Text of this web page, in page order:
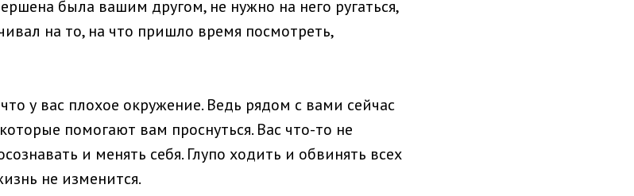
была вашим другом, не нужно на него ругаться,
на то, на что пришло время посмотреть,
у вас плохое окружение. Ведь рядом с вами сейчас
помогают вам проснуться. Вас что-то не
и менять себя. Глупо ходить и обвинять всех
не изменится.